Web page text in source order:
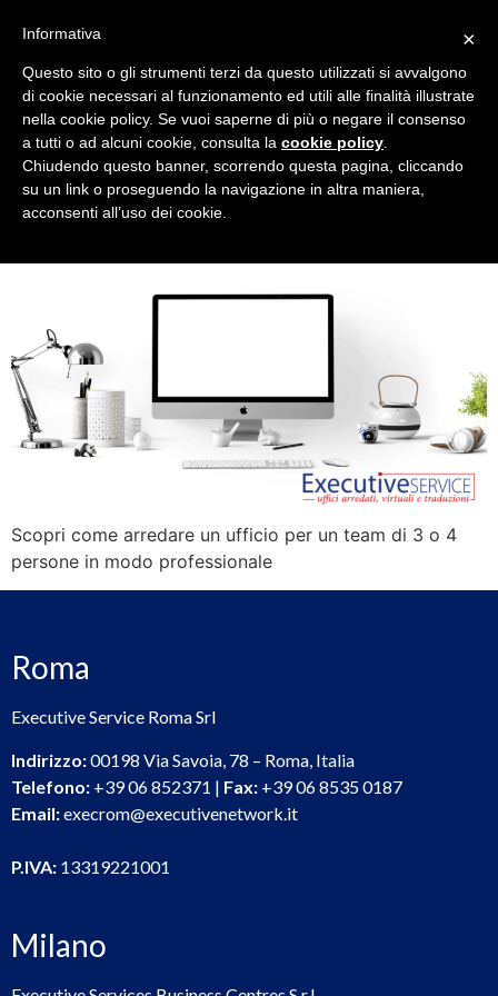
Tag:#blog
Come arredare un piccolo
ufficio
Scopri come arredare un ufficio per un team di 3 o 4
persone in modo professionale
Roma
Executive Service Roma Srl
Indirizzo:00198 Via Savoia, 78 – Roma, Italia
Telefono: +39 06 852371 | Fax: +39 06 8535 0187
Email:execrom@executivenetwork.it
P.IVA: 13319221001
Milano
×
Informativa
Questo sito o gli strumenti terzi da questo utilizzati si avvalgono
di cookie necessari al funzionamento ed utili alle finalità illustrate
nella cookie policy. Se vuoi saperne di più o negare il consenso
a tutti o ad alcuni cookie, consulta la cookie policy.
Chiudendo questo banner, scorrendo questa pagina, cliccando
su un link o proseguendo la navigazione in altra maniera,
acconsenti all’uso dei cookie.